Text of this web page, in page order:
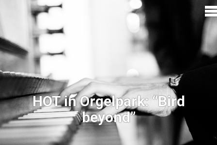
HOT in Orgelpark: “Bird
beyond”